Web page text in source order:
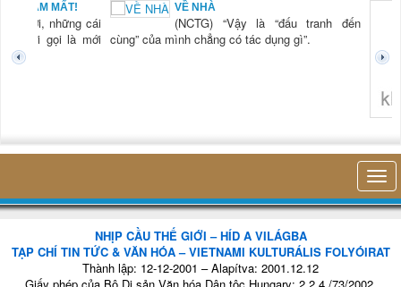
NAM MẤT!
“Xời, những cái
mới gọi là mới
VỀ NHÀ
(NCTG) “Vậy là “đấu tranh đến
cùng” của mình chẳng có tác dụng gì”.
NHỊP CẦU THẾ GIỚI – HÍD A VILÁGBA
TẠP CHÍ TIN TỨC & VĂN HÓA – VIETNAMI KULTURÁLIS FOLYÓIRAT
Thành lập: 12-12-2001 – Alapítva: 2001.12.12